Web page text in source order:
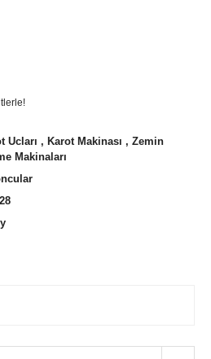
Ucları , Karot Makinası ,Zemin
Makinaları